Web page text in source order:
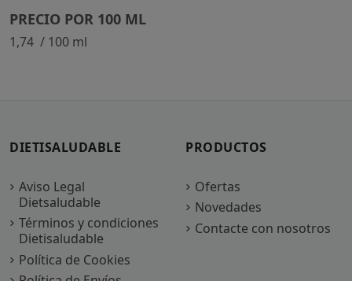
PRECIO POR 100 ML
1,74  / 100 ml
DIETISALUDABLE
Aviso Legal
Dietsaludable
Términos y condiciones
Dietisaludable
Política de Cookies
PRODUCTOS
Ofertas
Novedades
Contacte con nosotros